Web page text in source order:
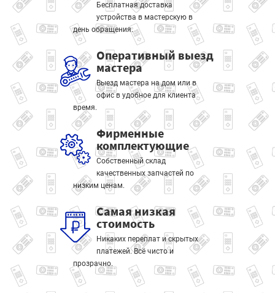
Бесплатная доставка
устройства в мастерскую в
день обращения.
Оперативный выезд
мастера
Выезд мастера на дом или в
офис в удобное для клиента
время.
Фирменные
комплектующие
Собственный склад
качественных запчастей по
низким ценам.
Самая низкая
стоимость
Никаких переплат и скрытых
платежей. Всё чисто и
прозрачно.